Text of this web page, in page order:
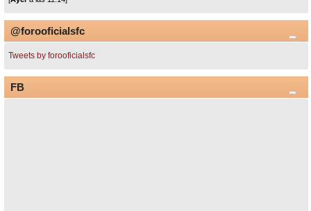
@forooficialsfc
Tweets by forooficialsfc
FB